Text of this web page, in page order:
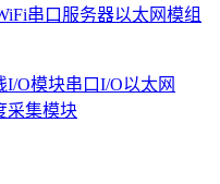
串口服务器以太网模组
I/O模块串口I/O以太网
采集模块